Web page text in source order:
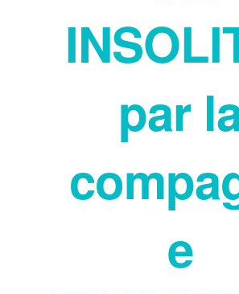
par
e